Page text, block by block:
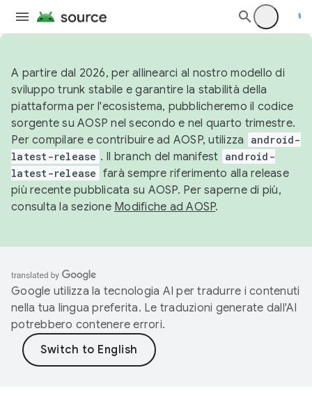
A partire dal 2026, per allinearci al nostro modello di
sviluppo trunk stabile e garantire la stabilità della
piattaforma per l'ecosistema, pubblicheremo il codice
sorgente su AOSP nel secondo e nel quarto trimestre.
Per compilare e contribuire ad AOSP, utilizza
android-
latest-release . Il branch del manifest android-
latest-release farà sempre riferimento alla release
più recente pubblicata su AOSP. Per saperne di più,
consulta la sezione Modifiche ad AOSP.
Google utilizza la tecnologia AI per tradurre i contenuti
nella tua lingua preferita. Le traduzioni generate dall'AI
potrebbero contenere errori.